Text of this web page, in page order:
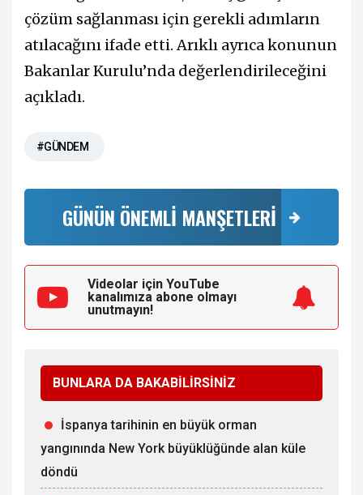
çözüm sağlanması için gerekli adımların
atılacağını ifade etti. Arıklı ayrıca konunun
Bakanlar Kurulu’nda değerlendirileceğini
açıkladı.
#GÜNDEM
GÜNÜN ÖNEMLİ MANŞETLERİ
Videolar için YouTube
kanalımıza abone olmayı
unutmayın!
BUNLARA DA BAKABİLİRSİNİZ
İspanya tarihinin en büyük orman
yangınında New York büyüklüğünde alan küle
döndü